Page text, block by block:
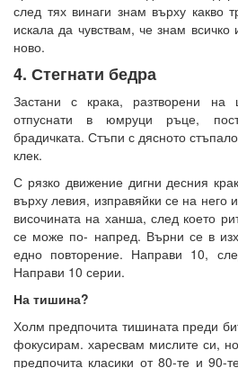
след тях винаги знам върху какво
искала да чувствам, че знам
ново.
4. Стегнати бедра
Застани с крака, разтворени на
отпуснати в юмруци ръце,
брадичката. Стъпи с дясното
клек.
С рязко движение дигни десния
върху левия, изправяйки се на него
височината на ханша, след което
се може по- напред. Върни се в
едно повторение. Направи 10,
Направи 10 серии.
На тишина?
Холм предпочита тишината преди
фокусирам. харесвам мислите си,
предпочита класики от 80-те и